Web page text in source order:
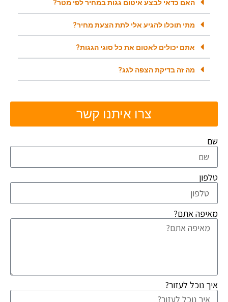
האם כדאי לבצע איטום גגות במחיר לפי מטר?
מתי תוכלו להגיע אלי לתת הצעת מחיר?
אתם יכולים לאטום את כל סוגי הגגות?
מה זה בדיקת הצפה לגג?
צרו איתנו קשר
שם
טלפון
מאיפה אתם?
איך נוכל לעזור?